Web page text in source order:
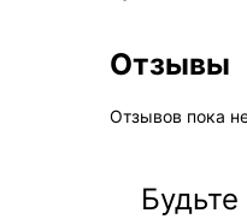
Отзывы
Отзывов пока